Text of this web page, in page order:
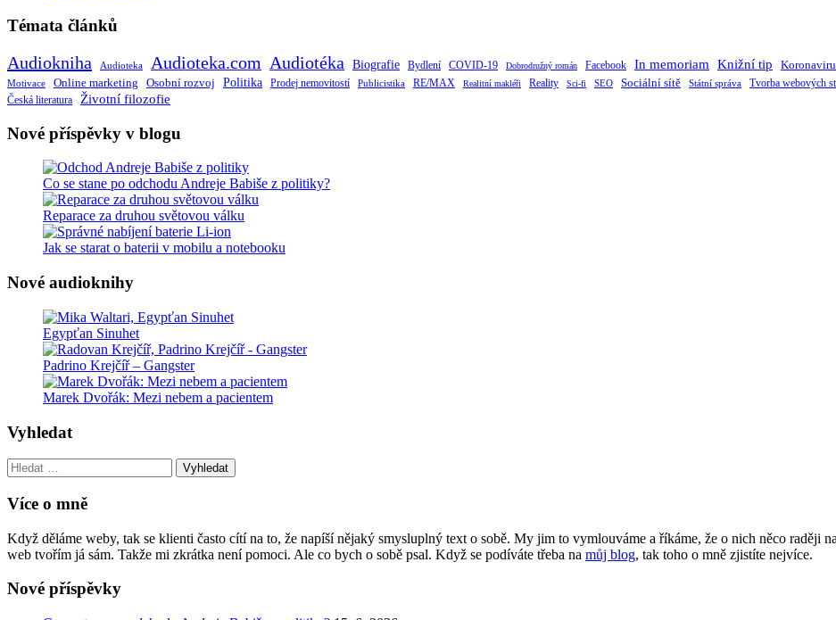
Témata článků
Audiokniha Audioteka Audioteka.com Audiotéka Biografie Bydlení COVID-19 Dobrodružný román Facebook In memoriam Knižní tip
Motivace Online marketing Osobní rozvoj Politika Prodej nemovitostí Publicistika RE/MAX Realitní makléři Reality Sci-fi SEO Sociální sítě Státní správa Tvorba webových
Česká literatura Životní filozofie
Nové příspěvky v blogu
Co se stane po odchodu Andreje Babiše z politiky?
Reparace za druhou světovou válku
Jak se starat o baterii v mobilu a notebooku
Nové audioknihy
Egypťan Sinuhet
Padrino Krejčíř – Gangster
Marek Dvořák: Mezi nebem a pacientem
Vyhledat
Vyhledat:
Více o mně
Když děláme weby, tak se klienti často cítí na to, že napíší nějaký smysluplný text o sobě. My jim to vymlouváme a říkáme, že o nich něco raději
web tvořím já sám. Takže mi zkrátka není pomoci. Ale co bych o sobě psal. Když se podíváte třeba na můj blog, tak toho o mně zjistíte nejvíce.
Nové příspěvky